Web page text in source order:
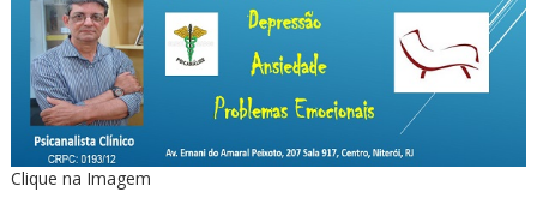
Clique na Imagem